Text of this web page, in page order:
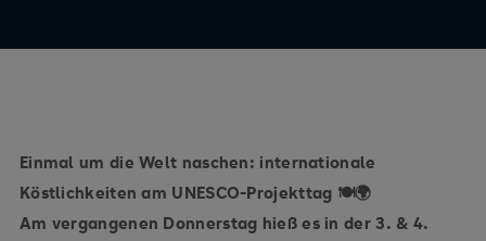
Einmal um die Welt naschen: internationale
Köstlichkeiten am UNESCO-Projekttag 🍽️🌍
Am vergangenen Donnerstag hieß es in der 3. & 4.